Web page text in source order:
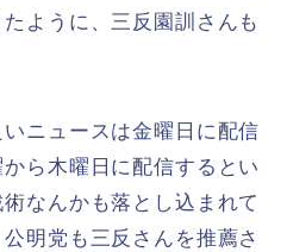
ように、三反園訓さんも
ニュースは金曜日に配信
ら木曜日に配信するとい
なんかも落とし込まれて
明党も三反さんを推薦さ